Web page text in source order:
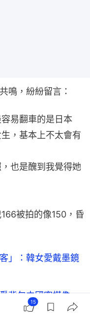
鳴，紛紛留言：
容易翻車的是日本
，基本上不太會有
也是醜到我覺得她
被拍的像150，昏
」：韓女愛戴墨鏡
背包中國穿搭像
15